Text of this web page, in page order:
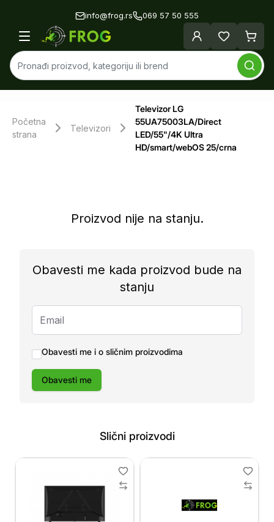
info@frog.rs 069 57 50 555
Početna
strana
Televizori
Televizor LG
55UA75003LA/Direct
LED/55"/4K Ultra
HD/smart/webOS 25/crna
Proizvod nije na stanju.
Obavesti me kada proizvod bude na
stanju
Obavesti me i o sličnim proizvodima
Obavesti me
Slični proizvodi